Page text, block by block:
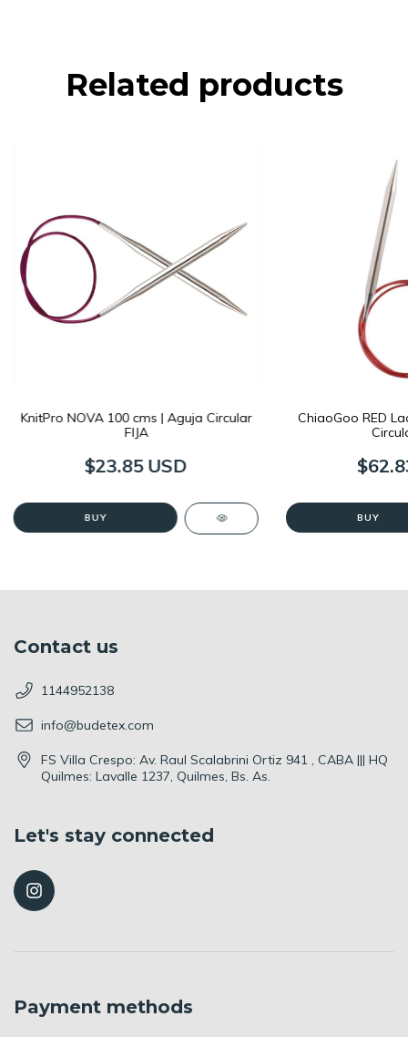
Related products
KnitPro NOVA 100 cms | Aguja Circular
FIJA
$23.85 USD
BUY
ChiaoGoo RED
BUY
Contact us
1144952138
info@budetex.com
FS Villa Crespo: Av. Raul Scalabrini Ortiz 941 , CABA ||| HQ
Quilmes: Lavalle 1237, Quilmes, Bs. As.
Let's stay connected
Payment methods